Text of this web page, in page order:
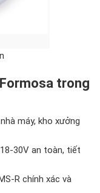
trong
máy, kho xưởng
30V an toàn, tiết
R chính xác và